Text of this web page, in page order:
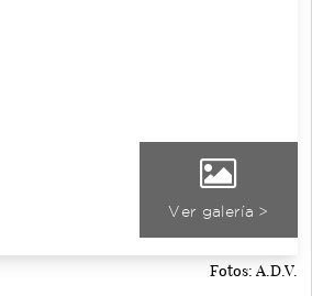
Ver galería >
Fotos: A.D.V.